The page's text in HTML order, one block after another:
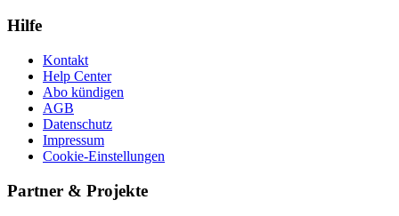
Hilfe
Kontakt
Help Center
Abo kündigen
AGB
Datenschutz
Impressum
Cookie-Einstellungen
Partner & Projekte